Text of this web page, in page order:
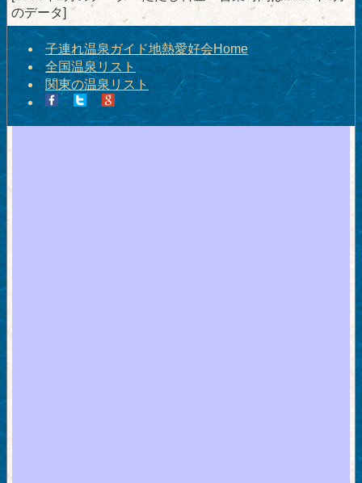
のデータ]
子連れ温泉ガイド地熱愛好会Home
全国温泉リスト
関東の温泉リスト